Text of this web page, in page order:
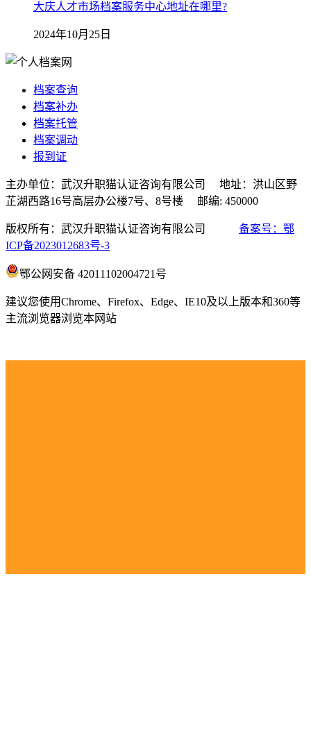
大庆人才市场档案服务中心地址在哪里?
2024年10月25日
档案查询
档案补办
档案托管
档案调动
报到证
主办单位：武汉升职猫认证咨询有限公司 地址：洪山区野
芷湖西路16号高层办公楼7号、8号楼 邮编: 450000
版权所有：武汉升职猫认证咨询有限公司 备案号：鄂
ICP备2023012683号-3
鄂公网安备 42011102004721号
建议您使用Chrome、Firefox、Edge、IE10及以上版本和360等
主流浏览器浏览本网站